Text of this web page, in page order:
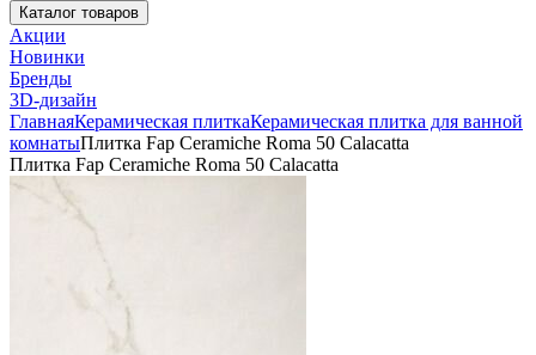
Каталог товаров
Акции
Новинки
Бренды
3D-дизайн
ГлавнаяКерамическая плиткаКерамическая плитка для ванной
комнатыПлитка Fap Ceramiche Roma 50 Calacatta
Плитка Fap Ceramiche Roma 50 Calacatta